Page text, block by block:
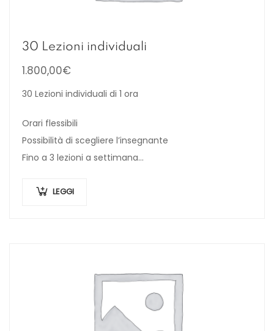
30 Lezioni individuali
1.800,00€
30 Lezioni individuali di 1 ora
Orari flessibili
Possibilità di scegliere l’insegnante
Fino a 3 lezioni a settimana
LEGGI